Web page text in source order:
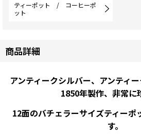
ティーポット / コーヒーポ
ット
商品詳細
アンティークシルバー、アンティ
1850年製作、非常に
12面のバチェラーサイズティーポ
す。